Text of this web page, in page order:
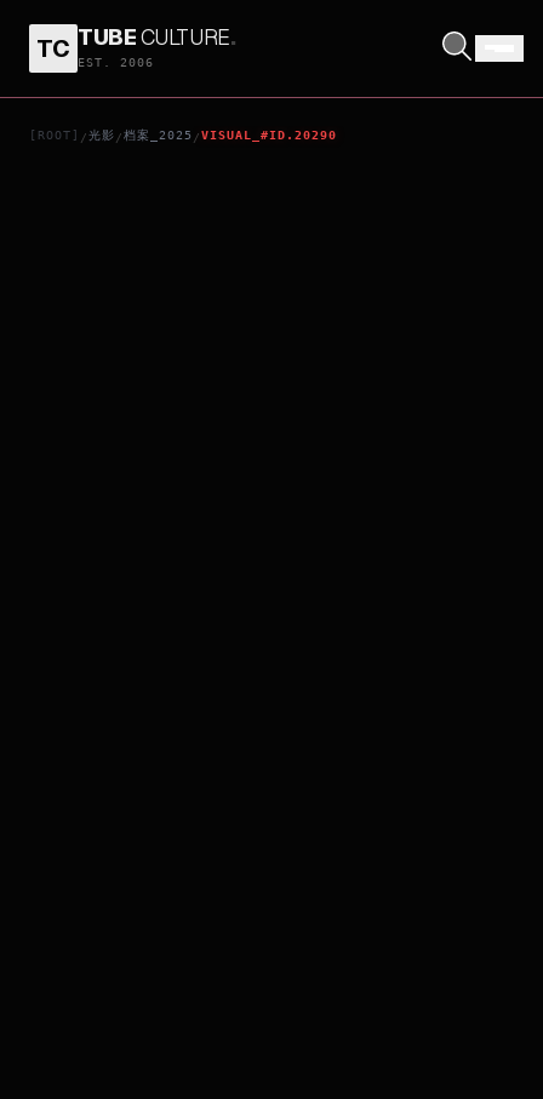
TC TUBECULTURE.
EST. 2006
[ROOT] /光影 /档案_2025 /VISUAL_#ID.20290
MOON THE PANDA